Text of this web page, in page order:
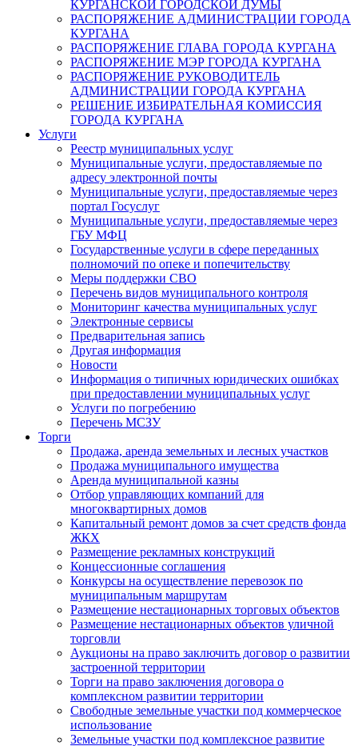
КУРГАНСКОЙ ГОРОДСКОЙ ДУМЫ
РАСПОРЯЖЕНИЕ АДМИНИСТРАЦИИ ГОРОДА
КУРГАНА
РАСПОРЯЖЕНИЕ ГЛАВА ГОРОДА КУРГАНА
РАСПОРЯЖЕНИЕ МЭР ГОРОДА КУРГАНА
РАСПОРЯЖЕНИЕ РУКОВОДИТЕЛЬ
АДМИНИСТРАЦИИ ГОРОДА КУРГАНА
РЕШЕНИЕ ИЗБИРАТЕЛЬНАЯ КОМИССИЯ
ГОРОДА КУРГАНА
Услуги
Реестр муниципальных услуг
Муниципальные услуги, предоставляемые по
адресу электронной почты
Муниципальные услуги, предоставляемые через
портал Госуслуг
Муниципальные услуги, предоставляемые через
ГБУ МФЦ
Государственные услуги в сфере переданных
полномочий по опеке и попечительству
Меры поддержки СВО
Перечень видов муниципального контроля
Мониторинг качества муниципальных услуг
Электронные сервисы
Предварительная запись
Другая информация
Новости
Информация о типичных юридических ошибках
при предоставлении муниципальных услуг
Услуги по погребению
Перечень МСЗУ
Торги
Продажа, аренда земельных и лесных участков
Продажа муниципального имущества
Аренда муниципальной казны
Отбор управляющих компаний для
многоквартирных домов
Капитальный ремонт домов за счет средств фонда
ЖКХ
Размещение рекламных конструкций
Концессионные соглашения
Конкурсы на осуществление перевозок по
муниципальным маршрутам
Размещение нестационарных торговых объектов
Размещение нестационарных объектов уличной
торговли
Аукционы на право заключить договор о развитии
застроенной территории
Торги на право заключения договора о
комплексном развитии территории
Свободные земельные участки под коммерческое
использование
Земельные участки под комплексное развитие